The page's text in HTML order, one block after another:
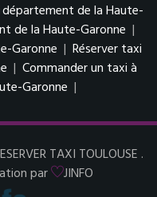
département de la Haute-
de la Haute-Garonne |
Garonne | Réserver taxi
| Commander un taxi à
Garonne |
TAXI TOULOUSE .
par
JINFO